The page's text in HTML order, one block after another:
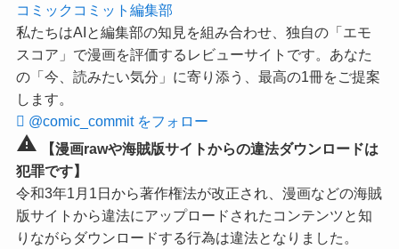
コミックコミット編集部
私たちはAIと編集部の知見を組み合わせ、独自の「エモ
スコア」で漫画を評価するレビューサイトです。あなた
の「今、読みたい気分」に寄り添う、最高の1冊をご提案
します。
@comic_commit をフォロー
warning
【漫画rawや海賊版サイトからの違法ダウンロードは
犯罪です】
令和3年1月1日から著作権法が改正され、漫画などの海賊
版サイトから違法にアップロードされたコンテンツと知
りながらダウンロードする行為は違法となりました。